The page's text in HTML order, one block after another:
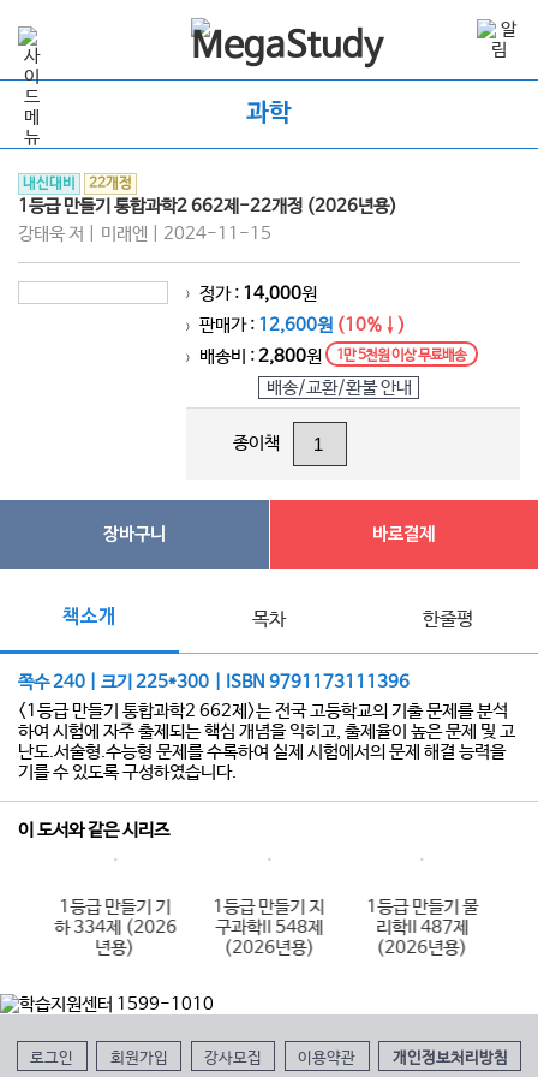
과학
내신대비 22개정
1등급 만들기 통합과학2 662제-22개정 (2026년용)
강태욱 저 | 미래엔 | 2024-11-15
> 정가 : 14,000원
> 판매가 : 12,600원 (10%↓)
> 배송비 :2,800원 1만 5천원 이상 무료배송
배송/교환/환불 안내
종이책
장바구니 바로결제
책소개 목차 한줄평
쪽수 240 | 크기 225*300 | ISBN 9791173111396
<1등급 만들기 통합과학2 662제>는 전국 고등학교의 기출 문제를 분석
하여 시험에 자주 출제되는 핵심 개념을 익히고, 출제율이 높은 문제 및 고
난도.서술형.수능형 문제를 수록하여 실제 시험에서의 문제 해결 능력을
기를 수 있도록 구성하였습니다.
이 도서와 같은 시리즈
1등급 만들기 기
하 334제 (2026
년용)
1등급 만들기 지
구과학II 548제
(2026년용)
1등급 만들기 물
리학II 487제
(2026년용)
로그인 회원가입 강사모집 이용약관 개인정보처리방침